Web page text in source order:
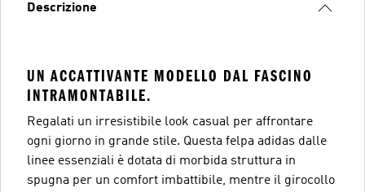
Descrizione
UN ACCATTIVANTE MODELLO DAL FASCINO
INTRAMONTABILE.
Regalati un irresistibile look casual per affrontare
ogni giorno in grande stile. Questa felpa adidas dalle
linee essenziali è dotata di morbida struttura in
spugna per un comfort imbattibile, mentre il girocollo